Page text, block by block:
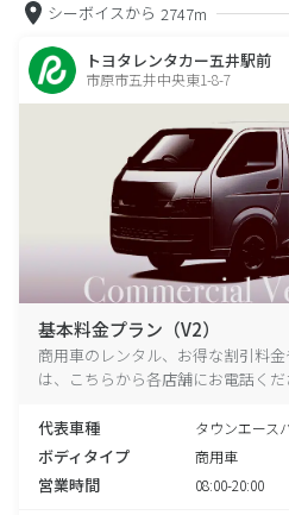
シーボイスから 2747m
トヨタレンタカー五井駅前
市原市五井中央東1-8-7
基本料金プラン（V2）
商用車のレンタル、お得な割引料
は、こちらから各店舗にお電話くだ
代表車種 タウンエース
ボディタイプ 商用車
営業時間 08:00-20:00